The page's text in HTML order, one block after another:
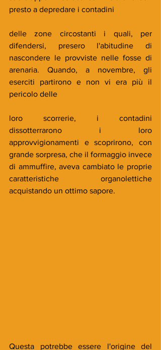
presto a depredare i contadini
delle zone circostanti i quali, per
difendersi, presero l'abitudine di
nascondere le provviste nelle fosse di
arenaria. Quando, a novembre, gli
eserciti partirono e non vi era più il
pericolo delle
loro scorrerie, i contadini
dissotterrarono i loro
approvvigionamenti e scoprirono, con
grande sorpresa, che il formaggio invece
di ammuffire, aveva cambiato le proprie
caratteristiche organolettiche
acquistando un ottimo sapore.
Questa potrebbe essere l'origine del